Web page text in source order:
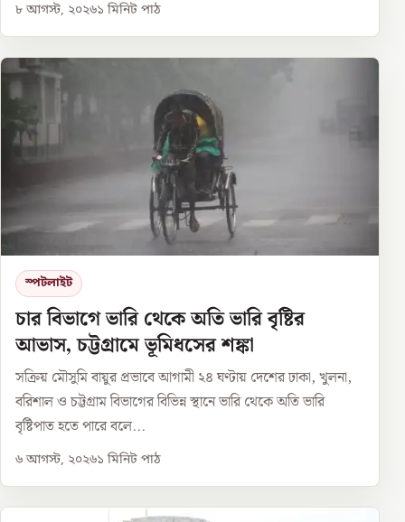
৮ আগস্ট, ২০২৬১ মিনিট পাঠ
স্পটলাইট
চার বিভাগে ভারি থেকে অতি ভারি বৃষ্টির
আভাস, চট্টগ্রামে ভূমিধসের শঙ্কা
সক্রিয় মৌসুমি বায়ুর প্রভাবে আগামী ২৪ ঘণ্টায় দেশের ঢাকা, খুলনা,
বরিশাল ও চট্টগ্রাম বিভাগের বিভিন্ন স্থানে ভারি থেকে অতি ভারি
বৃষ্টিপাত হতে পারে বলে...
৬ আগস্ট, ২০২৬১ মিনিট পাঠ